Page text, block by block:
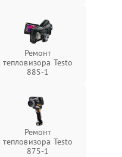
Ремонт
тепловизора Testo
885-1
Ремонт
тепловизора Testo
875-1